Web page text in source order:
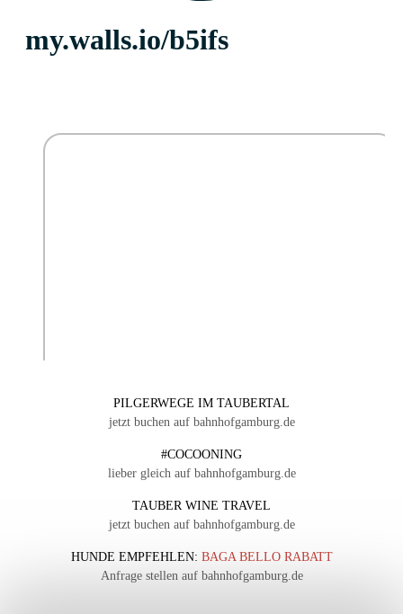
PILGERWEGE IM TAUBERTAL
jetzt buchen auf bahnhofgamburg.de
#COCOONING
lieber gleich auf bahnhofgamburg.de
TAUBER WINE TRAVEL
jetzt buchen auf bahnhofgamburg.de
HUNDE EMPFEHLEN: BAGA BELLO RABATT
Anfrage stellen auf bahnhofgamburg.de